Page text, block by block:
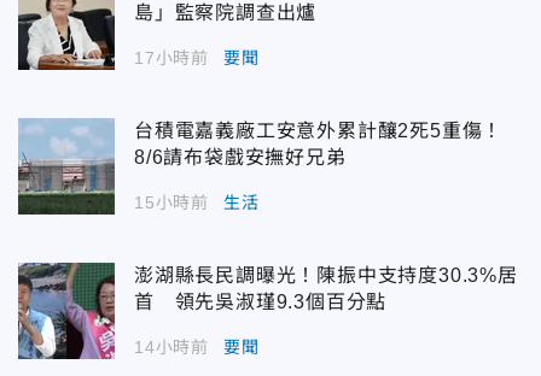
島」監察院調查出爐
17小時前 要聞
台積電嘉義廠工安意外累計釀2死5重傷！
8/6請布袋戲安撫好兄弟
15小時前 生活
澎湖縣長民調曝光！陳振中支持度30.3%居
首 領先吳淑瑾9.3個百分點
14小時前 要聞